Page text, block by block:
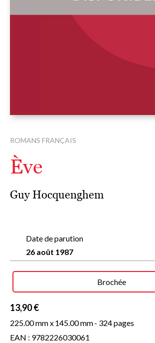
ROMANS FRANÇAIS
Ève
Guy Hocquenghem
Date de parution
26 août 1987
Brochée
13,90 €
225.00 mm x145.00 mm- 324 pages
EAN : 9782226030061